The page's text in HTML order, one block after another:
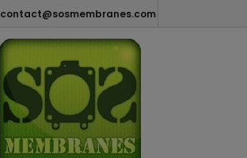
contact@sosmembranes.com